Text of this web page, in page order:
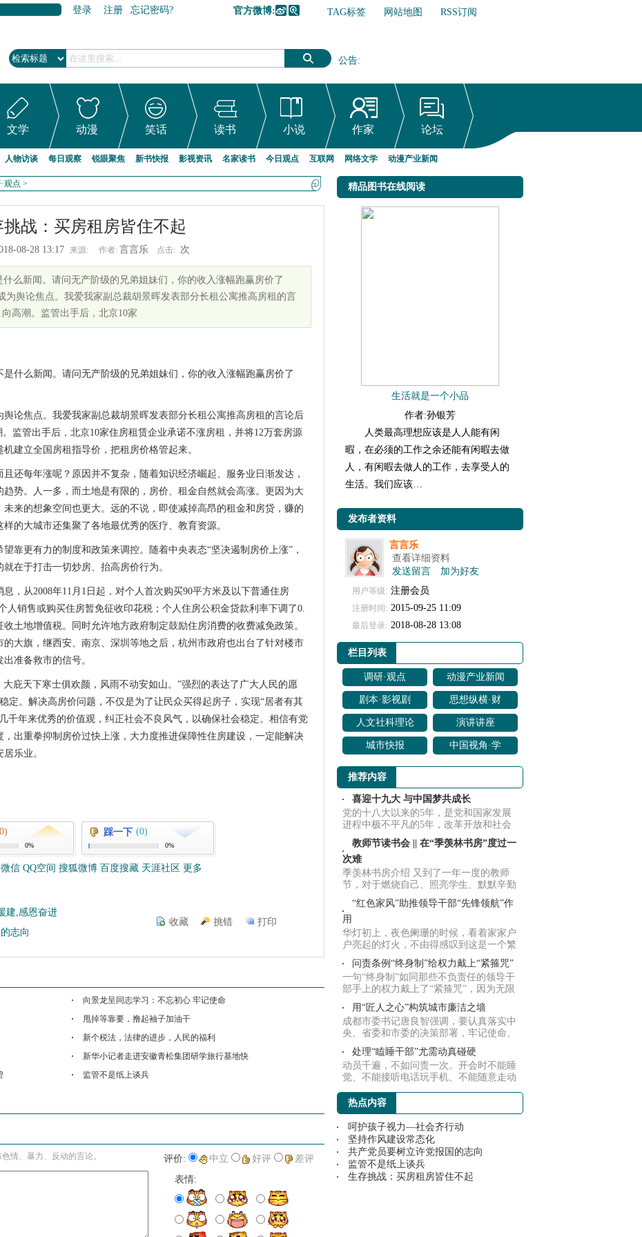
登录 注册 忘记密码? 官方微博: TAG标签 网站地图
RSS订阅
公告:
网络文学行业自律倡议书
文学 动漫 笑话 读书 小说 作家 论坛
人物访谈 每日观察 锐眼聚焦 新书快报 影视资讯 名家读书 今日观点 互联网 网络文学 动漫产业新闻
观点 >
挑战：买房租房皆住不起
08-28 13:17 来源: 作者: 言言乐 点击: 次
么新闻。请问无产阶级的兄弟姐妹们，你的收入涨幅跑赢房价了
为舆论焦点。我爱我家副总裁胡景晖发表部分长租公寓推高房租的言
高潮。监管出手后，北京10家
什么新闻。请问无产阶级的兄弟姐妹们，你的收入涨幅跑赢房价了
论焦点。我爱我家副总裁胡景晖发表部分长租公寓推高房租的言论后
监管出手后，北京10家住房租赁企业承诺不涨房租，并将12万套房源
建立全国房租指导价，把租房价格管起来。
还每年涨呢？原因并不复杂，随着知识经济崛起、服务业日渐发达，
势。人一多，而土地是有限的，房价、租金自然就会高涨。更因为大
来的想象空间也更大。远的不说，即使减掉高昂的租金和房贷，赚的
的大城市还集聚了各地最优秀的医疗、教育资源。
靠更有力的制度和政策来调控。随着中央表态“坚决遏制房价上涨”，
在于打击一切炒房、抬高房价行为。
，从2008年11月1日起，对个人首次购买90平方米及以下普通住房
人销售或购买住房暂免征收印花税；个人住房公积金贷款利率下调了0.
土地增值税。同时允许地方政府制定鼓励住房消费的收费减免政策。
大旗，继西安、南京、深圳等地之后，杭州市政府也出台了针对楼市
准备救市的信号。
庇天下寒士俱欢颜，风雨不动安如山。”强烈的表达了广大人民的愿
定。解决高房价问题，不仅是为了让民众买得起房子，实现“居者有其
千年来优秀的价值观，纠正社会不良风气，以确保社会稳定。相信有党
出重拳抑制房价过快上涨，大力度推进保障性住房建设，一定能解决
乐业。
0%
踩一下 (0)
0%
微信 QQ空间 搜狐微博 百度搜藏 天涯社区 更多
建,感恩奋进
志向
收藏 挑错 打印
向景龙呈同志学习：不忘初心 牢记使命
甩掉等靠要，撸起袖子加油干
新个税法，法律的进步，人民的福利
新华小记者走进安徽青松集团研学旅行基地快
监管不是纸上谈兵
情、暴力、反动的言论。 评价: 中立 好评
差评
表情:
精品图书在线阅读
生活就是一个小品
作者:孙银芳
人类最高理想应该是人人能有闲
暇，在必须的工作之余还能有闲暇去做
人，有闲暇去做人的工作，去享受人的
生活。我们应该…
发布者资料
言言乐
查看详细资料
发送留言
加为好友
用户等级: 注册会员
注册时间: 2015-09-25 11:09
最后登录: 2018-08-28 13:08
栏目列表
调研·观点 动漫产业新闻
剧本·影视剧
改编
思想纵横·财
经聚焦
人文社科理论
研究
演讲讲座
城市快报
中国视角·学
推荐内容
喜迎十九大 与中国梦共成长
党的十八大以来的5年，是党和国家发展
进程中极不平凡的5年，改革开放和社会
主义现代化...
教师节读书会 || 在“季羡林书房”度过一
次难
季羡林书房介绍 又到了一年一度的教师
节，对于燃烧自己、照亮学生、默默辛勤
耕耘的天...
“红色家风”助推领导干部“先锋领航”作
用
华灯初上，夜色阑珊的时候，看着家家户
户亮起的灯火，不由得感叹到这是一个繁
荣昌盛的...
问责条例“终身制”给权力戴上“紧箍咒”
一句“终身制”如同那些不负责任的领导干
部手上的权力戴上了“紧箍咒”，因为无限
制的...
用“匠人之心”构筑城市廉洁之墙
成都市委书记唐良智强调，要认真落实中
央、省委和市委的决策部署，牢记使命、
砥砺前行...
处理“瞌睡干部”尤需动真碰硬
动员千遍，不如问责一次。开会时不能睡
觉、不能接听电话玩手机、不能随意走动
热点内容
呵护孩子视力—社会齐行动
坚持作风建设常态化
共产党员要树立许党报国的志向
监管不是纸上谈兵
生存挑战：买房租房皆住不起